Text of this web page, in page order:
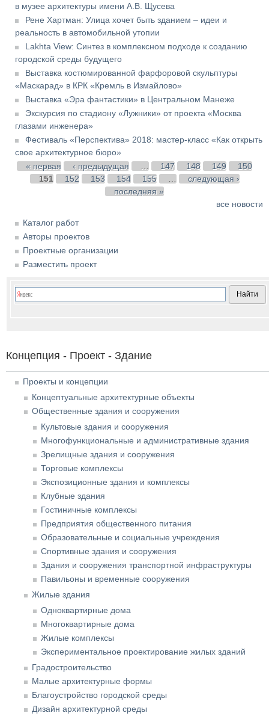
в музее архитектуры имени А.В. Щусева
Рене Хартман: Улица хочет быть зданием – идеи и
реальность в автомобильной утопии
Lakhta View: Синтез в комплексном подходе к созданию
городской среды будущего
Выставка костюмированной фарфоровой скульптуры
«Маскарад» в КРК «Кремль в Измайлово»
Выставка «Эра фантастики» в Центральном Манеже
Экскурсия по стадиону «Лужники» от проекта «Москва
глазами инженера»
Фестиваль «Перспектива» 2018: мастер-класс «Как открыть
свое архитектурное бюро»
Страницы
« первая ‹ предыдущая 147 148 149
150
151
152 153 154 155
следующая ›
последняя »
все новости
Каталог работ
Авторы проектов
Проектные организации
Разместить проект
Концепция - Проект - Здание
Проекты и концепции
Концептуальные архитектурные объекты
Общественные здания и сооружения
Культовые здания и сооружения
Многофункциональные и административные здания
Зрелищные здания и сооружения
Торговые комплексы
Экспозиционные здания и комплексы
Клубные здания
Гостиничные комплексы
Предприятия общественного питания
Образовательные и социальные учреждения
Спортивные здания и сооружения
Здания и сооружения транспортной инфраструктуры
Павильоны и временные сооружения
Жилые здания
Одноквартирные дома
Многоквартирные дома
Жилые комплексы
Экспериментальное проектирование жилых зданий
Градостроительство
Малые архитектурные формы
Благоустройство городской среды
Дизайн архитектурной среды